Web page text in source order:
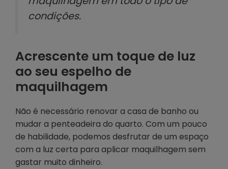
condições.
Acrescente um toque de luz
ao seu espelho de
maquilhagem
Não é necessário renovar a casa de banho ou
mudar a penteadeira do quarto. Com um pouco
de habilidade, podemos desfrutar de um espaço
com a luz certa para aplicar maquilhagem sem
gastar muito dinheiro.